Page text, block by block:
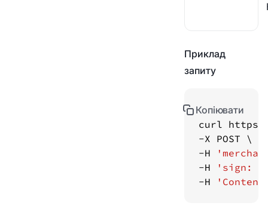
Приклад
запиту
curl https:
-H
-H
'sign:
-H
Копіювати